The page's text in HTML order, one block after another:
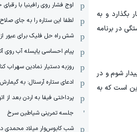
بگذارد و به
در برنامه
شوم و در
است که به
اوج فشار روی رافینیا با
لطفا این ستاره را به جای
شش راه حل فلیک برای عبور
پیام احساسی یایسله آب روی
روزبه دستیار نمادین سهراب
ادعای ستاره آرسنال: به
پرداختی فیفا به اردن بعد از
جلسه تمرینی شیاطین سرخ
شب کابوس‌وار میلاد محمدی در